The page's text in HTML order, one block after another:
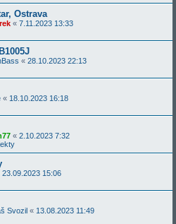
Ostrava
« 7.11.2023 13:33
« 28.10.2023 22:13
« 18.10.2023 16:18
« 2.10.2023 7:32
23.09.2023 15:06
Svozil « 13.08.2023 11:49